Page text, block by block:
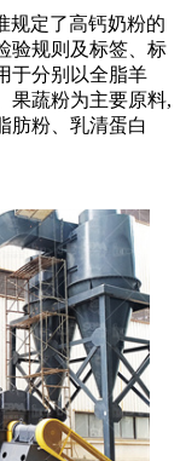
规定了高钙奶粉的
验规则及标签、标
于分别以全脂羊
果蔬粉为主要原料,
肪粉、乳清蛋白